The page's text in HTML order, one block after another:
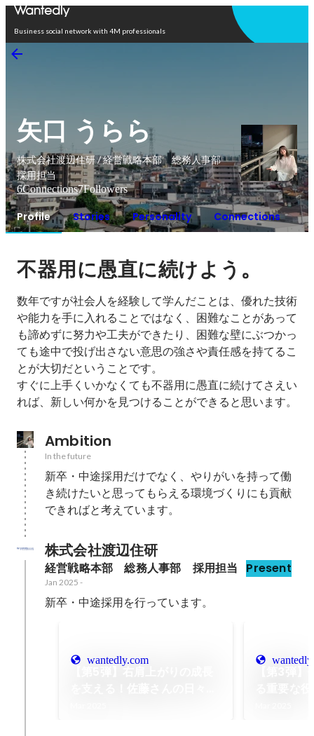
Business social network with 4M professionals
矢口 うらら
株式会社渡辺住研 / 経営戦略本部 総務人事部
採用担当
6Connections7Followers
Profile Stories Personality Connections
不器用に愚直に続けよう 。
数年ですが社会人を経験して学んだことは、優れた技術
や能力を手に入れることではなく、困難なことがあって
も諦めずに努力や工夫ができたり、困難な壁にぶつかっ
ても途中で投げ出さない意思の強さや責任感を持てるこ
とが大切だということです。
すぐに上手くいかなくても不器用に愚直に続けてさえい
れば、新しい何かを見つけることができると思います。
Ambition
In the future
新卒・中途採用だけでなく、やりがいを持って働
き続けたいと思ってもらえる環境づくりにも貢献
できればと考えています。
株式会社渡辺住研
経営戦略本部　総務人事部　採用担当 Present
Jan 2025 -
wantedly.com